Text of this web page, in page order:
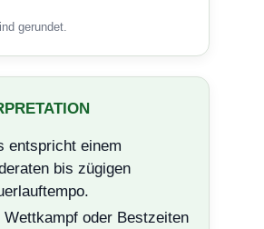
gerundet.
entspricht einem
bis zügigen
Wettkampf oder Bestzeiten